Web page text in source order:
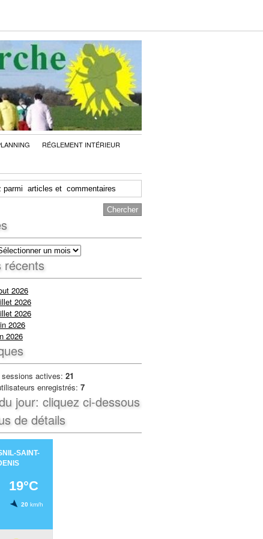
RÉGLEMENT INTÉRIEUR
récents
2026
2026
2026
2026
2026
sessions actives: 21
enregistrés: 7
jour: cliquez ci-dessous
de détails